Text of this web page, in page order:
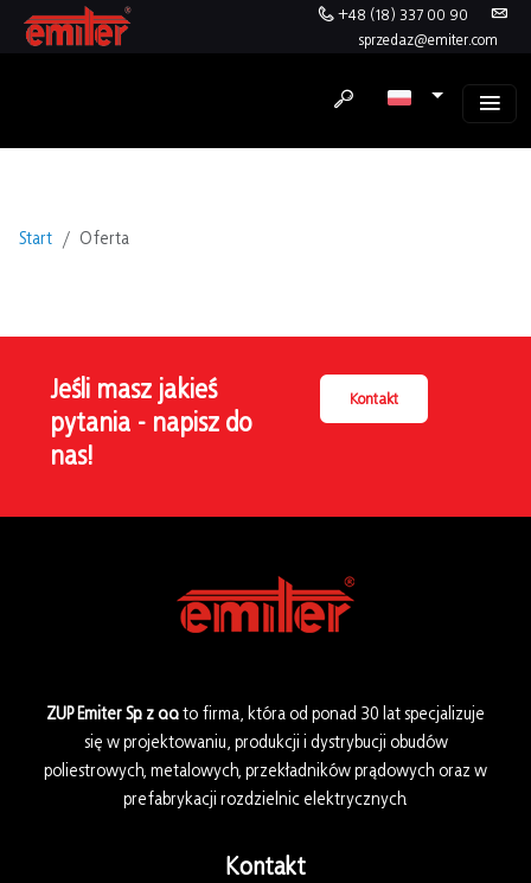
+48 (18) 337 00 90
sprzedaz@emiter.com
Start Oferta
Jeśli masz jakieś
pytania - napisz do
nas!
Kontakt
ZUP Emiter Sp. z o.o.to firma, która od ponad 30 lat specjalizuje
się w projektowaniu, produkcji i dystrybucji obudów
poliestrowych, metalowych, przekładników prądowych oraz w
prefabrykacji rozdzielnic elektrycznych.
Kontakt